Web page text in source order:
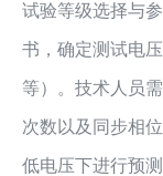
试验等级选择与
书，确定测试电
等）。技术人员
次数以及同步相
低电压下进行预